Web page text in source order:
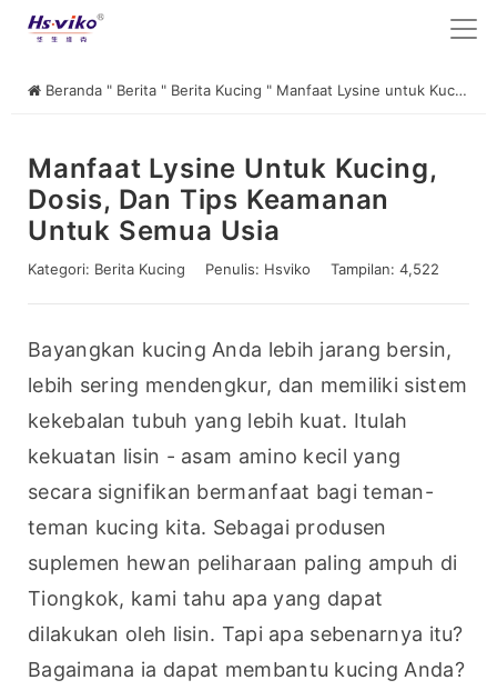
Beranda " Berita " Berita Kucing " Manfaat Lysine untuk Kucing, Dosis, dan Tips Keamanan untuk Semua Usia
Manfaat Lysine Untuk Kucing,
Dosis, Dan Tips Keamanan
Untuk Semua Usia
Kategori: Berita Kucing Penulis: Hsviko Tampilan: 4,522
Bayangkan kucing Anda lebih jarang bersin,
lebih sering mendengkur, dan memiliki sistem
kekebalan tubuh yang lebih kuat. Itulah
kekuatan lisin - asam amino kecil yang
secara signifikan bermanfaat bagi teman-
teman kucing kita. Sebagai produsen
suplemen hewan peliharaan paling ampuh di
Tiongkok, kami tahu apa yang dapat
dilakukan oleh lisin. Tapi apa sebenarnya itu?
Bagaimana ia dapat membantu kucing Anda?